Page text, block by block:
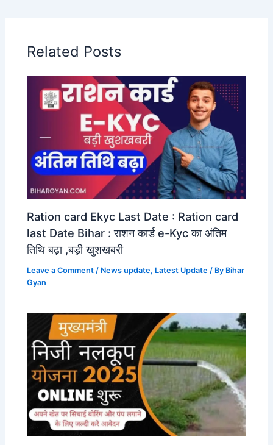
Related Posts
Ration card Ekyc Last Date : Ration card
last Date Bihar : राशन कार्ड e-Kyc का अंतिम
तिथि बढ़ा ,बड़ी खुशखबरी
Leave a Comment / News update, Latest Update / By Bihar
Gyan